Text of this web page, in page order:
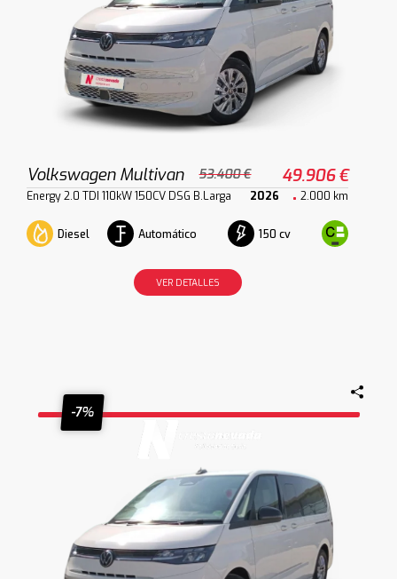
Volkswagen Multivan 53.400 € 49.906 €
Energy 2.0 TDI 110kW 150CV DSG B.Larga 2026 2.000 km
Diesel Automático 150 cv
VER DETALLES
-7%